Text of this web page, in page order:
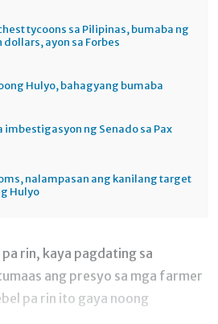
tycoons sa Pilipinas, bumaba ng
dollars, ayon sa Forbes
Hulyo, bahagyang bumaba
imbestigasyon ng Senado sa Pax
nalampasan ang kanilang target
Hulyo
rin, kaya pagdating sa
ang presyo sa mga farmer
pa rin ito gaya noong